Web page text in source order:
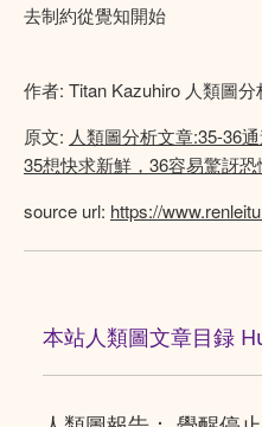
去制約從覺知開始
作者: Titan Kazuhiro 人類圖
原文: 人類圖分析文章:35-36
35想快求新鮮，36容易驚訝恐
source url: https://
本站人類圖文章目録